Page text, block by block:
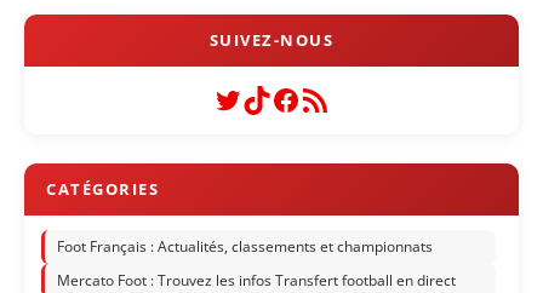
Twitter
TikTok
Facebook
Flux RSS
Foot Français : Actualités, classements et championnats
Mercato Foot : Trouvez les infos Transfert football en direct